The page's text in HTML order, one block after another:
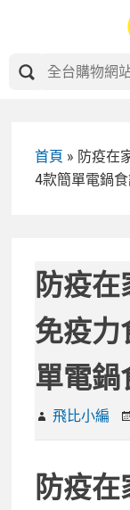
首頁 » 防疫在
4款簡單電鍋
防疫
免疫力
單電鍋
飛比小編
防疫